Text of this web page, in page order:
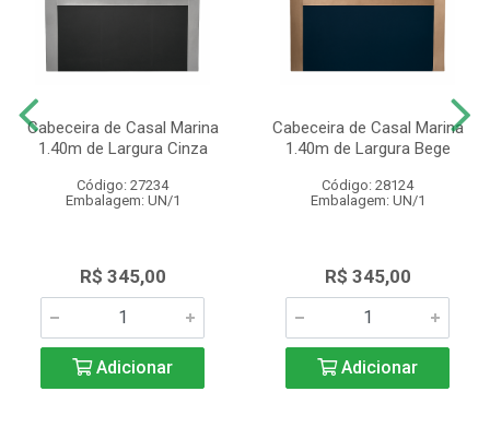
Cabeceira de Casal Marina
1.40m de Largura Cinza
Código: 27234
Embalagem: UN/1
R$ 345,00
Adicionar
Cabeceira de Casal Marina
1.40m de Largura Bege
Código: 28124
Embalagem: UN/1
R$ 345,00
Adicionar